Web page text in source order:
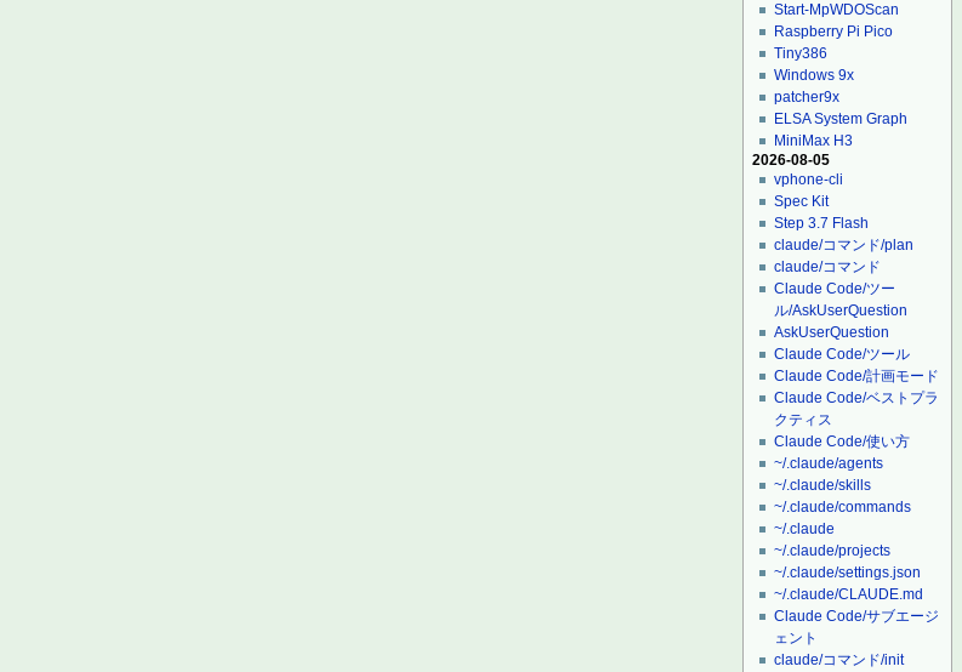
Start-MpWDOScan
Raspberry Pi Pico
Tiny386
Windows 9x
patcher9x
ELSA System Graph
MiniMax H3
2026-08-05
vphone-cli
Spec Kit
Step 3.7 Flash
claude/コマンド/plan
claude/コマンド
Claude Code/ツー
ル/AskUserQuestion
AskUserQuestion
Claude Code/ツール
Claude Code/計画モード
Claude Code/ベストプラ
クティス
Claude Code/使い方
~/.claude/agents
~/.claude/skills
~/.claude/commands
~/.claude
~/.claude/projects
~/.claude/settings.json
~/.claude/CLAUDE.md
Claude Code/サブエージ
ェント
claude/コマンド/init